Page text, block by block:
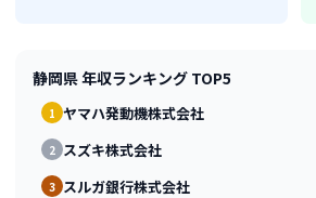
静岡県年収ランキング TOP5
1 ヤマハ発動機株式会社
2 スズキ株式会社
3 スルガ銀行株式会社